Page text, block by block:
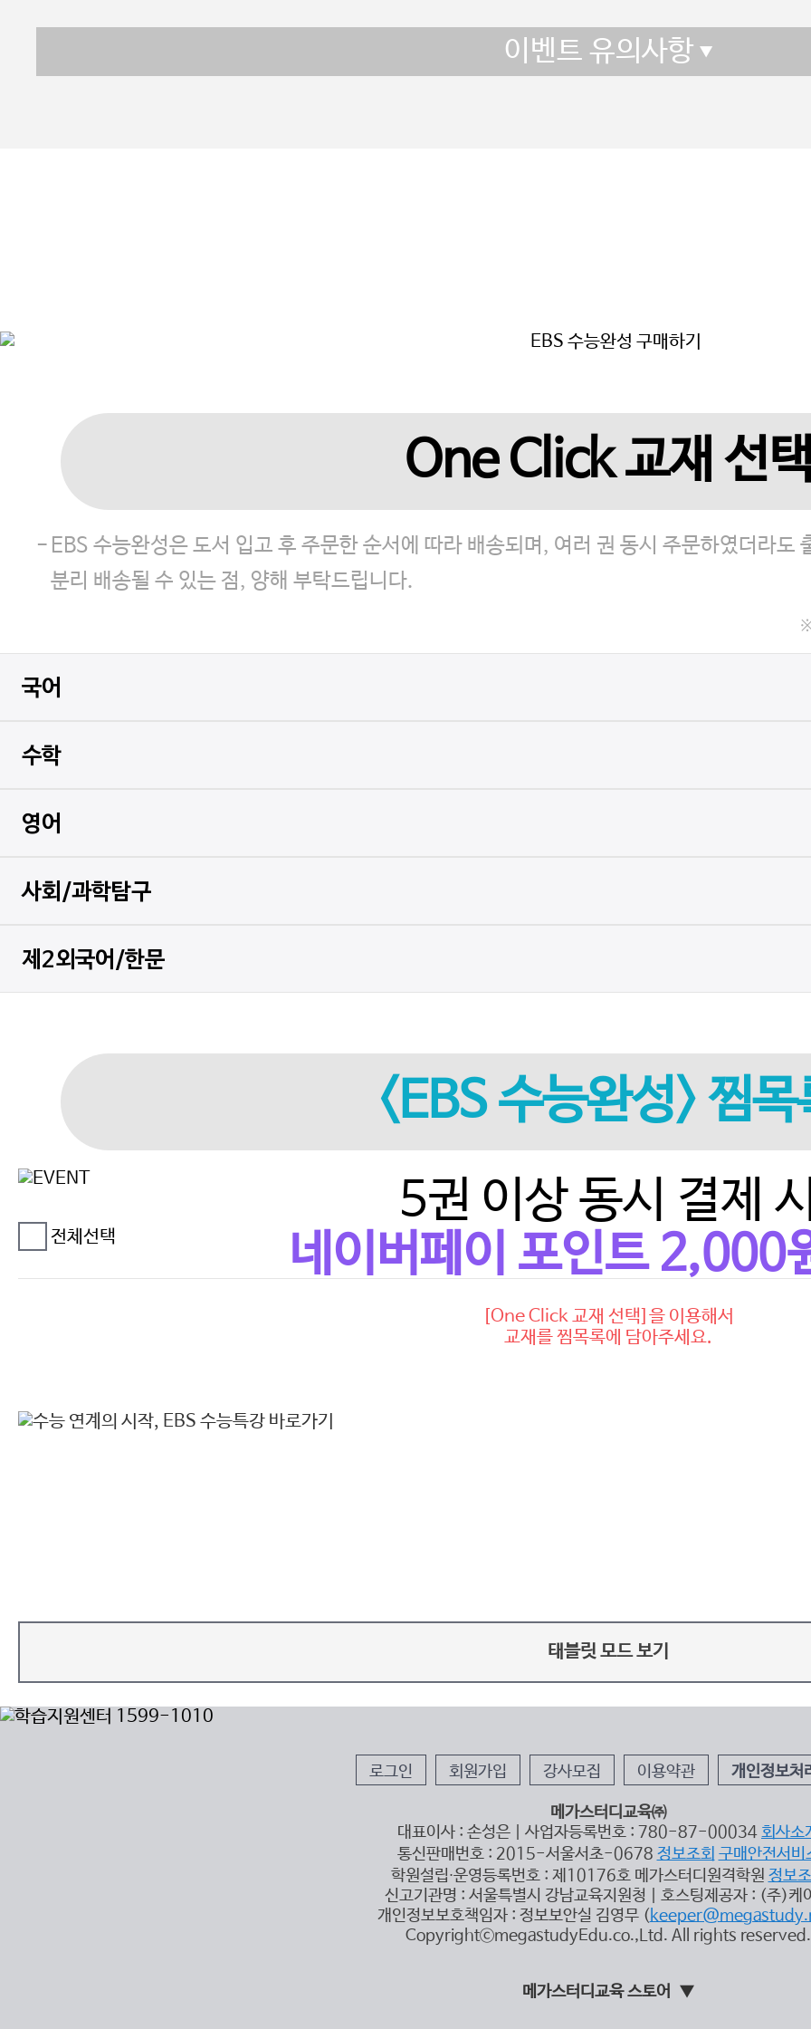
이벤트 유의사항
One Click 교재 선
EBS 수능완성은 도서 입고 후 주문한 순서에 따라 배송되며, 여러 권 동시 주문하였더라도
분리 배송될 수 있는 점, 양해 부탁드립니다.
국어
수학
영어
사회/과학탐구
제2외국어/한문
<EBS 수능완성> 찜목
5권 이상 동시 결제
네이버페이 포인트 2,000
전체선택
[One Click 교재 선택]을 이용해서
교재를 찜목록에 담아주세요.
태블릿 모드 보기
로그인 회원가입 강사모집 이용약관 개인정보처
메가스터디교육㈜
대표이사 : 손성은 | 사업자등록번호 : 780-87-00034 회사소
통신판매번호 : 2015-서울서초-0678 정보조회 구매안전서비
학원설립∙운영등록번호 : 제10176호 메가스터디원격학원 정보
신고기관명 : 서울특별시 강남교육지원청 | 호스팅제공자 : (주)케
개인정보보호책임자 : 정보보안실 김영무 (
CopyrightⓒmegastudyEdu.co.,Ltd. All rights reserved.
메가스터디교육 스토어